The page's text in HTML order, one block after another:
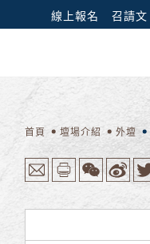
線上報名 召請文
首頁 壇場介紹 外壇